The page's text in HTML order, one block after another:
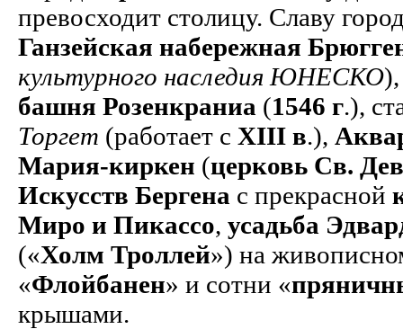
превосходит столицу. Славу
Ганзейская набережная
культурного наследия ЮНЕСКО),
башня Розенкраниа (1546 г.),
Торгет (работает с XIII в.),
Мария-киркен (церковь Св.
Искусств Бергена с прекрасной
Миро и Пикассо, усадьба
(«Холм Троллей») на
«Флойбанен» и сотни «
крышами.